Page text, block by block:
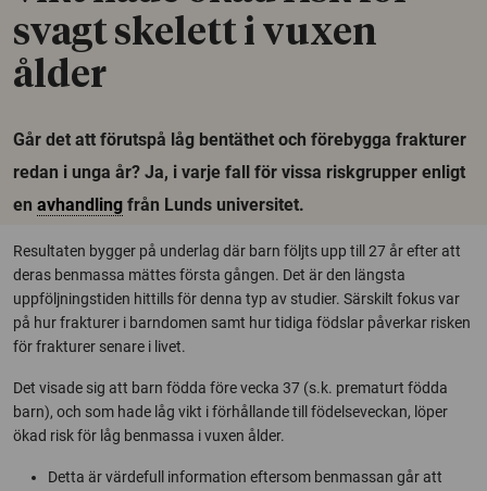
svagt skelett i vuxen
ålder
Går det att förutspå låg bentäthet och förebygga frakturer
redan i unga år? Ja, i varje fall för vissa riskgrupper enligt
en avhandling från Lunds universitet.
Resultaten bygger på underlag där barn följts upp till 27 år efter att
deras benmassa mättes första gången. Det är den längsta
uppföljningstiden hittills för denna typ av studier. Särskilt fokus var
på hur frakturer i barndomen samt hur tidiga födslar påverkar risken
för frakturer senare i livet.
Det visade sig att barn födda före vecka 37 (s.k. prematurt födda
barn), och som hade låg vikt i förhållande till födelseveckan, löper
ökad risk för låg benmassa i vuxen ålder.
Detta är värdefull information eftersom benmassan går att